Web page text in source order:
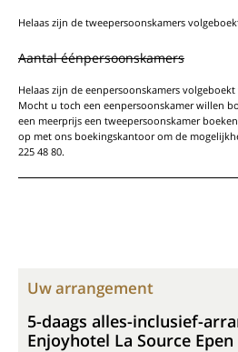
Helaas zijn de tweepersoonskamers
Aantal éénpersoonskamers
Helaas zijn de eenpersoonskamers
Mocht u toch een eenpersoonskamer willen
een meerprijs een tweepersoonskamer
op met ons boekingskantoor om de
225 48 80.
Uw arrangement
5-daags alles-inclusief-
Enjoyhotel La Source Epen